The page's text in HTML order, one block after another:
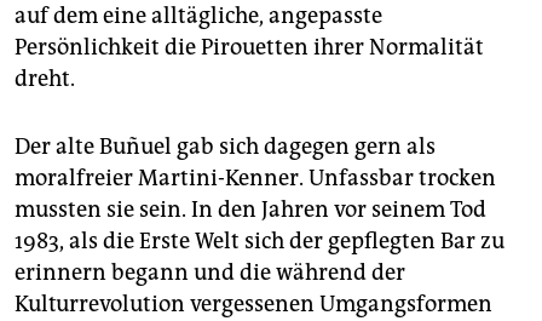
auf dem eine alltägliche, angepasste
Persönlichkeit die Pirouetten ihrer Normalität
dreht.
Der alte Buñuel gab sich dagegen gern als
moralfreier Martini-Kenner. Unfassbar trocken
mussten sie sein. In den Jahren vor seinem Tod
1983, als die Erste Welt sich der gepflegten Bar zu
erinnern begann und die während der
Kulturrevolution vergessenen Umgangsformen